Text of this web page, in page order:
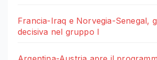
Francia-Iraq e Norvegia-Senegal,
decisiva nel gruppo I